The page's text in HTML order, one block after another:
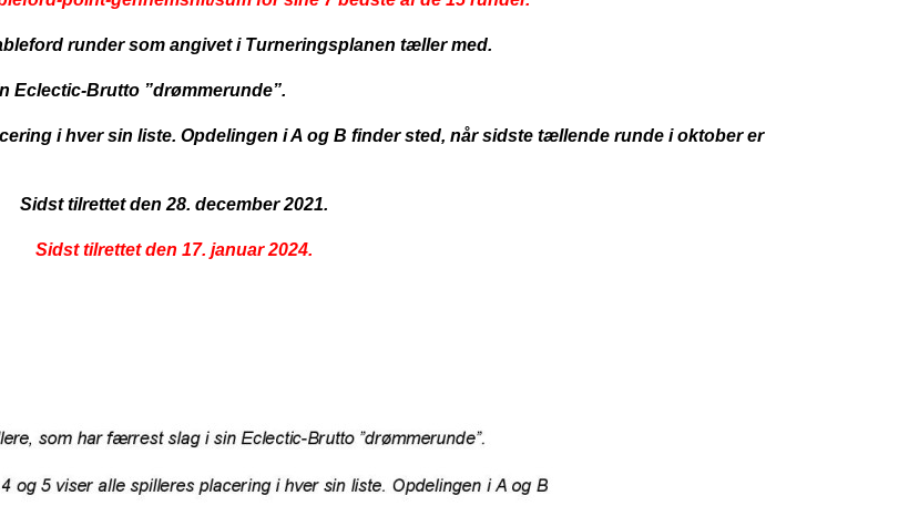
runder som angivet i Turneringsplanen tæller med.
Eclectic-Brutto ”drømmerunde”.
i hver sin liste. Opdelingen i A og B finder sted, når sidste tællende runde i oktober er
Sidst tilrettet den 28. december 2021.
Sidst tilrettet den 17. januar 2024.